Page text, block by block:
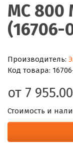
МС 800
(16706-
Производитель:
Код товара:
от 7 955.00
Стоимость и